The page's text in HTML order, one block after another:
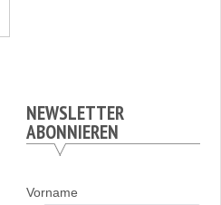
NEWSLETTER
ABONNIEREN
Vorname